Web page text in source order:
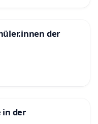
der
in der